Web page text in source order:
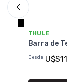
THULE
Barra de
Desde